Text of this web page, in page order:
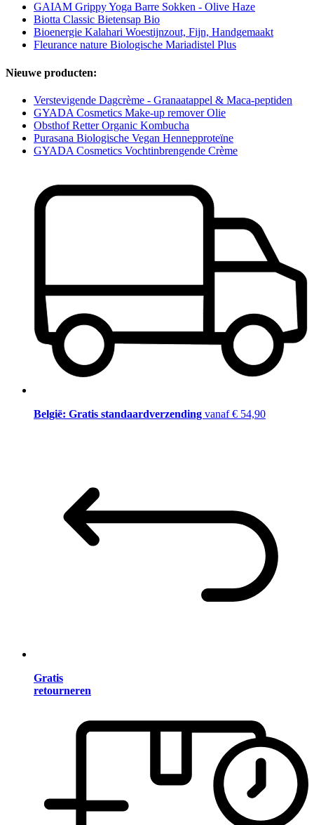
GAIAM Grippy Yoga Barre Sokken - Olive Haze
Biotta Classic Bietensap Bio
Bioenergie Kalahari Woestijnzout, Fijn, Handgemaakt
Fleurance nature Biologische Mariadistel Plus
Nieuwe producten:
Verstevigende Dagcrème - Granaatappel & Maca-peptiden
GYADA Cosmetics Make-up remover Olie
Obsthof Retter Organic Kombucha
Purasana Biologische Vegan Hennepproteïne
GYADA Cosmetics Vochtinbrengende Crème
België: Gratis standaardverzending vanaf € 54,90
Gratis
retourneren